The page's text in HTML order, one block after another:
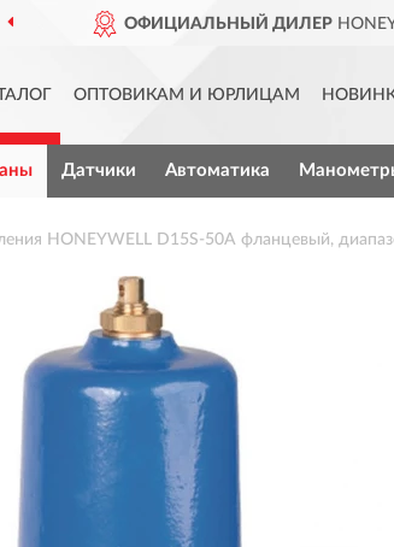
ОФИЦИАЛЬНЫЙ ДИЛЕР
ОПТОВИКАМ И ЮРЛИЦАМ
Датчики Автоматика
HONEYWELL D15S-50A фланцевый,